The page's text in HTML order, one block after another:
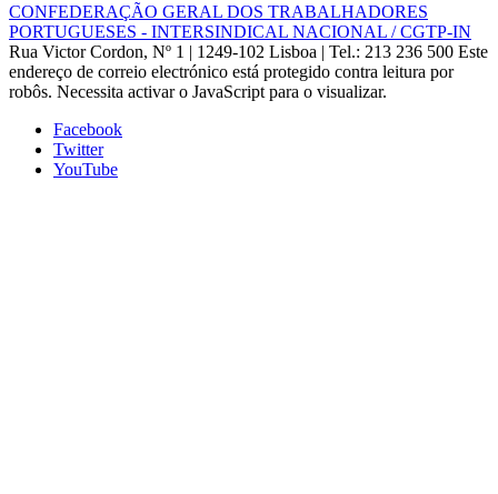
CONFEDERAÇÃO GERAL DOS TRABALHADORES
PORTUGUESES - INTERSINDICAL NACIONAL / CGTP-IN
Rua Victor Cordon, Nº 1 | 1249-102 Lisboa | Tel.: 213 236 500 Este
endereço de correio electrónico está protegido contra leitura por
robôs. Necessita activar o JavaScript para o visualizar.
Facebook
Twitter
YouTube